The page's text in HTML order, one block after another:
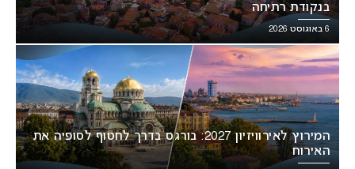
בנקודת רתיחה
6 באוגוסט 2026
המירוץ לאירוויזיון 2027: בורגס בדרך לחטוף לסופיה את
האירוח